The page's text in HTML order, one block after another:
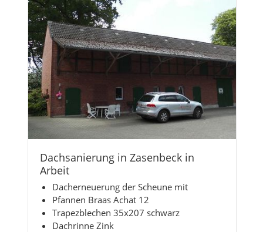
Dachsanierung in Zasenbeck in
Arbeit
Dacherneuerung der Scheune mit
Pfannen Braas Achat 12
Trapezblechen 35x207 schwarz
Dachrinne Zink